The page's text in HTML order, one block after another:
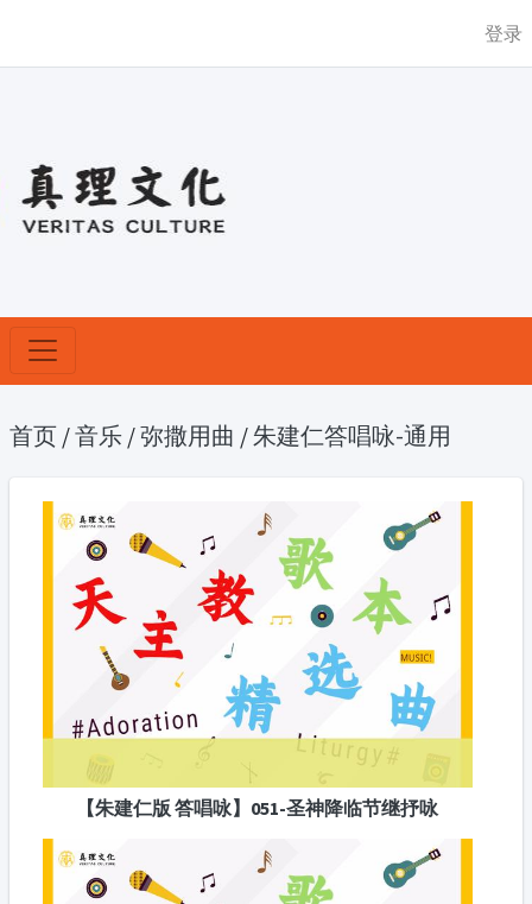
登录
首页 /音乐 /弥撒用曲 / 朱建仁答唱咏-通用
【朱建仁版 答唱咏】051-圣神降临节继抒咏